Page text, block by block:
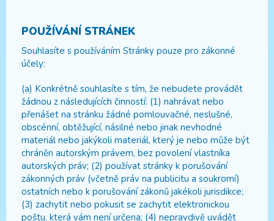
POUŽÍVÁNÍ STRÁNEK
Souhlasíte s používáním Stránky pouze pro zákonné
účely:
(a) Konkrétně souhlasíte s tím, že nebudete provádět
žádnou z následujících činností: (1) nahrávat nebo
přenášet na stránku žádné pomlouvačné, neslušné,
obscénní, obtěžující, násilné nebo jinak nevhodné
materiál nebo jakýkoli materiál, který je nebo může být
chráněn autorským právem, bez povolení vlastníka
autorských práv; (2) používat stránky k porušování
zákonných práv (včetně práv na publicitu a soukromí)
ostatních nebo k porušování zákonů jakékoli jurisdikce;
(3) zachytit nebo pokusit se zachytit elektronickou
poštu, která vám není určena; (4) nepravdivě uvádět